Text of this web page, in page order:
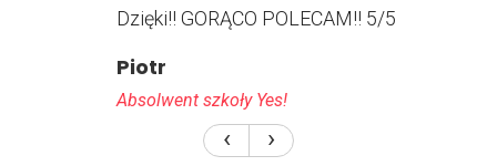
Dzięki!! GORĄCO POLECAM!! 5/5
Piotr
Absolwent szkoły Yes!
‹ ›